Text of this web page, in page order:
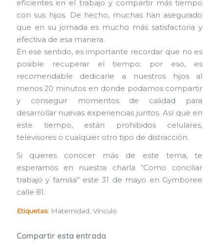
eficientes en el trabajo y compartir más tiempo
con sus hijos. De hecho, muchas han asegurado
que en su jornada es mucho más satisfactoria y
efectiva de esa manera.
En ese sentido, es importante recordar que no es
posible recuperar el tiempo; por eso, es
recomendable dedicarle a nuestros hijos al
menos 20 minutos en donde podamos compartir
y conseguir momentos de calidad para
desarrollar nuevas experiencias juntos. Así que en
este tiempo, están prohibidos celulares,
televisores o cualquier otro tipo de distracción.
Si quieres conocer más de este tema, te
esperamos en nuestra charla “Como conciliar
trabajo y familia” este 31 de mayo en Gymboree
calle 81.
Etiquetas: Maternidad Vínculo
Compartir esta entrada